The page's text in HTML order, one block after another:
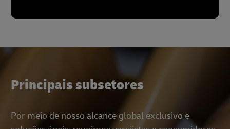
Principais subsetores
Por meio de nosso alcance global exclusivo e